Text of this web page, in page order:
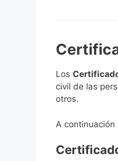
Los
civil de las
otros.
A